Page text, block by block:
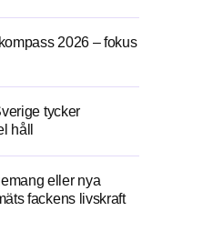
2026 – fokus
tycker
håll
eller nya
fackens livskraft